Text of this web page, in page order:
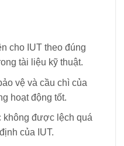
cho IUT theo đúng
tài liệu kỹ thuật.
vệ và cầu chì của
hoạt động tốt.
không được lệch quá
của IUT.